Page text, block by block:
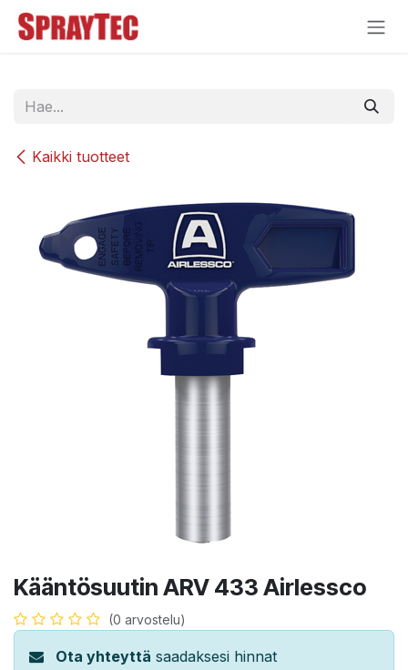
Siirry sisältöön
Kaikki tuotteet
Kääntösuutin ARV 433 Airlessco
(0 arvostelu)
Ota yhteyttä saadaksesi hinnat